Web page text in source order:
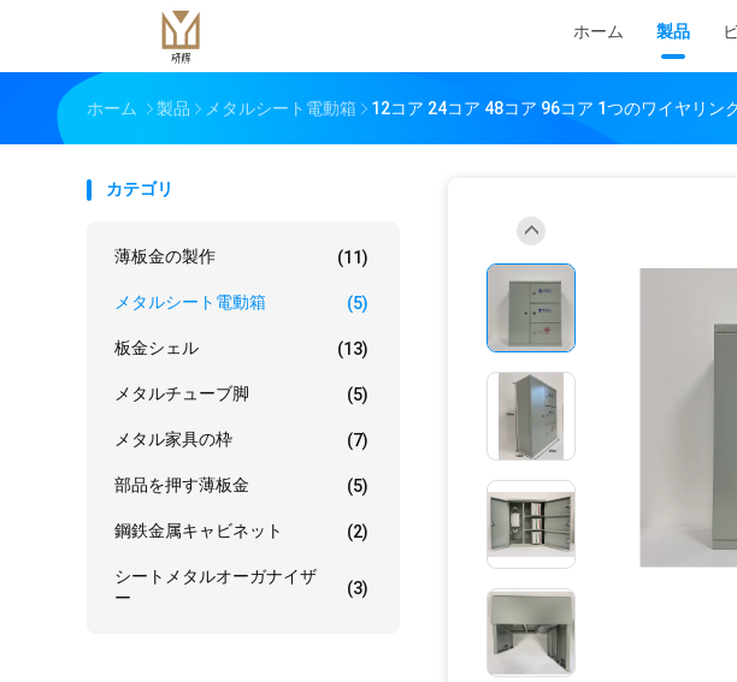
ホーム 製品
ホーム 製品 メタルシート電動箱 12コア 24コア 48コア 96コア 1つのワイヤリン
カテゴリ
薄板金の製作 (11)
メタルシート電動箱 (5)
板金シェル (13)
メタルチューブ脚 (5)
メタル家具の枠 (7)
部品を押す薄板金 (5)
鋼鉄金属キャビネット (2)
シートメタルオーガナイザ
ー
(3)